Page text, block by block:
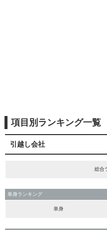
項目別ランキング一覧
引越し会社
総合
単身ランキング
単身